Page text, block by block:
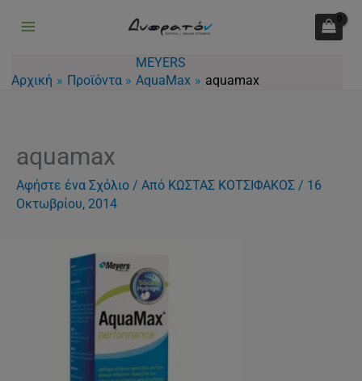
Αρχική
Προϊόντα
MEYERS
AquaMax
aquamax
aquamax
Αφήστε ένα Σχόλιο / Από ΚΩΣΤΑΣ ΚΟΤΣΙΦΑΚΟΣ / 16
Οκτωβρίου, 2014